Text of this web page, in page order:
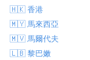
🇭🇰 香港
🇲🇾 馬來西亞
🇲🇻 馬爾代夫
🇱🇧 黎巴嫩